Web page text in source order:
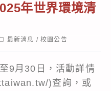
年世界環境清
最新消息 / 校園公告
9月30日，活動詳情
)查詢，或